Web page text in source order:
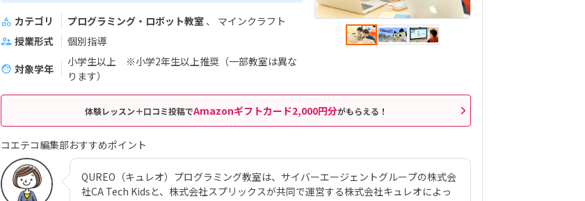
カテゴリ プログラミング・ロボット教室
マインクラフト
授業形式
個別指導
対象学年
小学生以上 ※小学2年生以上推奨（一部教室は異な
ります）
体験レッスン＋口コミ投稿でAmazonギフトカード2,000円分がもらえる！
コエテコ編集部おすすめポイント
QUREO（キュレオ）プログラミング教室は、サイバーエージェントグループの株式会
社CA Tech Kidsと、株式会社スプリックスが共同で運営する株式会社キュレオによっ